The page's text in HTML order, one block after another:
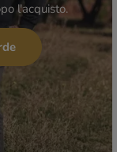
l'acquisto.